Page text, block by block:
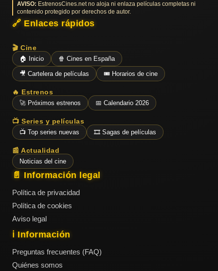
AVISO: EstrenosCines.net no aloja ni enlaza películas completas ni
contenido protegido por derechos de autor.
🔗 Enlaces rápidos
🎬 Cine
🏠 Inicio 🍿 Cines en España
🎥 Cartelera de películas 🎟️ Horarios de cine
🔥 Estrenos
🚀 Próximos estrenos 📅 Calendario 2026
📺 Series y películas
📺 Top series nuevas 🎞️ Sagas de películas
📰 Actualidad
Noticias del cine
📄 Información legal
Política de privacidad
Política de cookies
Aviso legal
ℹ️ Información
Preguntas frecuentes (FAQ)
Quiénes somos